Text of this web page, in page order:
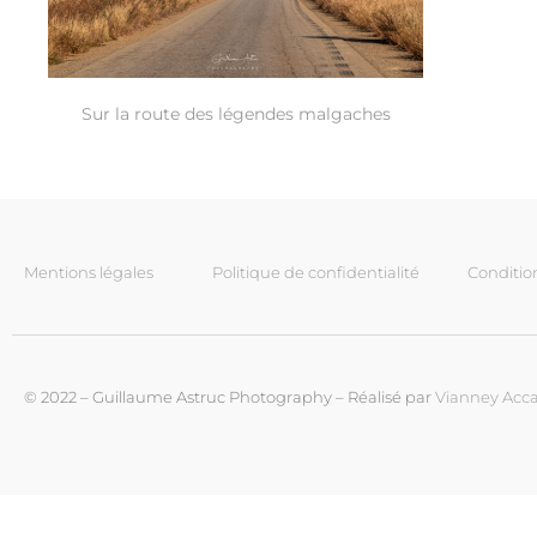
Sur la route des légendes malgaches
Mentions légales Politique de confidentialité
© 2022 – Guillaume Astruc Photography – Réalisé parVianney